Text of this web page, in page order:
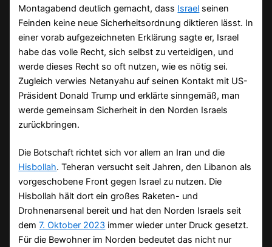
Montagabend deutlich gemacht, dass Israel seinen
Feinden keine neue Sicherheitsordnung diktieren lässt. In
einer vorab aufgezeichneten Erklärung sagte er, Israel
habe das volle Recht, sich selbst zu verteidigen, und
werde dieses Recht so oft nutzen, wie es nötig sei.
Zugleich verwies Netanyahu auf seinen Kontakt mit US-
Präsident Donald Trump und erklärte sinngemäß, man
werde gemeinsam Sicherheit in den Norden Israels
zurückbringen.
Die Botschaft richtet sich vor allem an Iran und die
Hisbollah. Teheran versucht seit Jahren, den Libanon als
vorgeschobene Front gegen Israel zu nutzen. Die
Hisbollah hält dort ein großes Raketen- und
Drohnenarsenal bereit und hat den Norden Israels seit
dem7. Oktober 2023 immer wieder unter Druck gesetzt.
Für die Bewohner im Norden bedeutet das nicht nur